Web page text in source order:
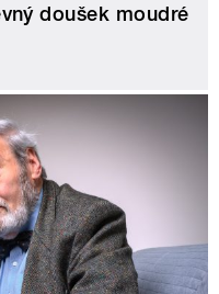
doušek moudré